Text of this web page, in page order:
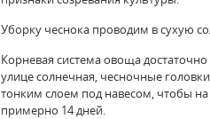
Уборку чеснока проводим в сухую
Корневая система овоща
улице солнечная, чесночные
тонким слоем под навесом, чтобы
примерно 14 дней.